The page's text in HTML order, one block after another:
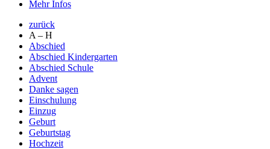
Mehr Infos
zurück
A – H
Abschied
Abschied Kindergarten
Abschied Schule
Advent
Danke sagen
Einschulung
Einzug
Geburt
Geburtstag
Hochzeit